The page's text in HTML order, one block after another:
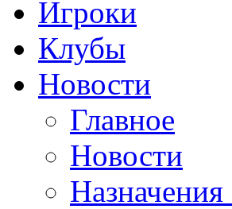
Игроки
Клубы
Новости
Главное
Новости
Назначения